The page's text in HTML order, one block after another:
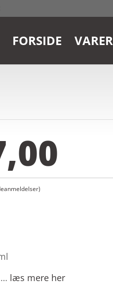
FORSIDE VARER
… læs mere her